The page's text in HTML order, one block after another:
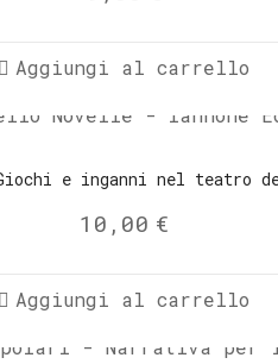
Aggiungi al carrello
e inganni nel teatro
10,00 €
Aggiungi al carrello